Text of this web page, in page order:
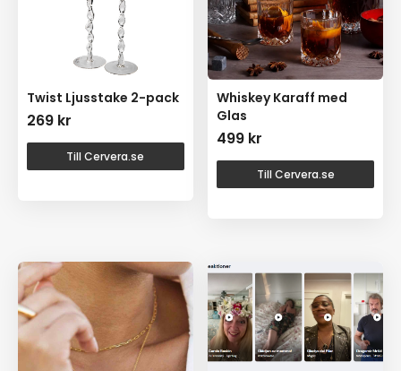
Twist Ljusstake 2-pack
269 kr
Till Cervera.se
Whiskey Karaff med
Glas
499 kr
Till Cervera.se